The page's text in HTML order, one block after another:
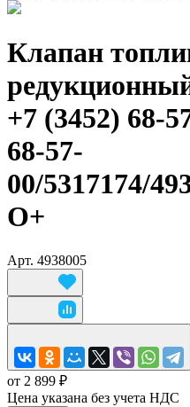
Клапан
+7 (3452) 68-
68-57-
00/5317174/
O+
Арт. 4938005
от 2 899 ₽
Цена указана без учета НДС